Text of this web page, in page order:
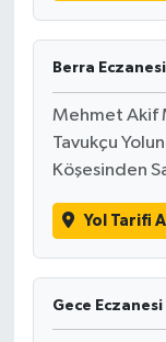
Berra Eczanesi
Mehmet Akif
Tavukçu
Köşesinden
Yol Tarifi Al
Gece Eczanesi